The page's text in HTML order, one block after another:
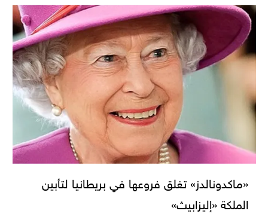
«ماكدونالدز» تغلق فروعها في بريطانيا لتأبين
الملكة «إليزابيث»